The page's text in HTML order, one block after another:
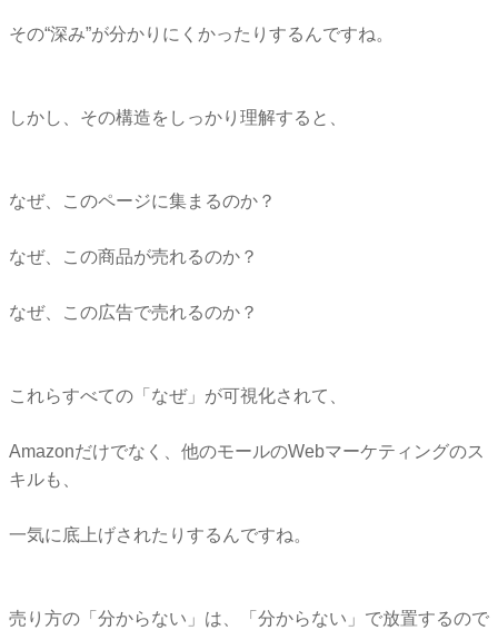
その“深み”が分かりにくかったりするんですね。
しかし、その構造をしっかり理解すると、
なぜ、このページに集まるのか？
なぜ、この商品が売れるのか？
なぜ、この広告で売れるのか？
これらすべての「なぜ」が可視化されて、
Amazonだけでなく、他のモールのWebマーケティングのス
キルも、
一気に底上げされたりするんですね。
売り方の「分からない」は、「分からない」で放置するので